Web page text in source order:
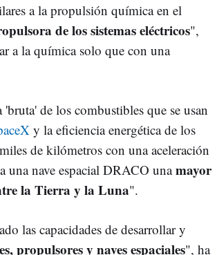
a la propulsión química en el
de los sistemas eléctricos",
a la química solo que con una
de los combustibles que se usan
y la eficiencia energética de los
de kilómetros con una aceleración
una nave espacial DRACO unamayor
la Tierra y la Luna".
las capacidades de desarrollar y
propulsores y naves espaciales", ha